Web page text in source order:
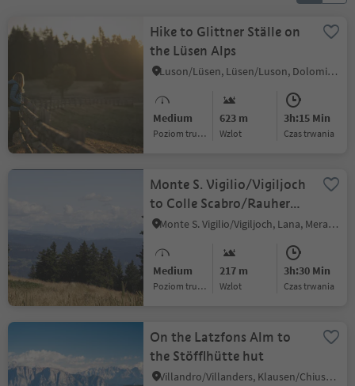
Hike to Glittner Ställe on
the Lüsen Alps
Luson/Lüsen, Lüsen/Luson, Dolomites Region Lüsen Villnöss
Medium
Poziom trudności
623 m
Wzlot
3h:15 Min
czas trwania
Monte S. Vigilio/Vigiljoch
to Colle Scabro/Rauher
Bühel
Monte S. Vigilio/Vigiljoch, Lana, Meran/Merano and environs
Medium
Poziom trudności
217 m
Wzlot
3h:30 Min
czas trwania
On the Latzfons Alm to
the Stöfflhütte hut
Villandro/Villanders, Klausen/Chiusa, Brixen/Bressanone and environs